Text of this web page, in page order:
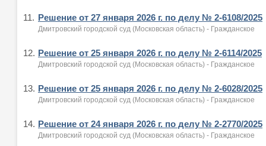
11. Решение от 27 января 2026 г. по делу № 2-6108/2025
Дмитровский городской суд (Московская область) - Гражданское
12. Решение от 25 января 2026 г. по делу № 2-6114/2025
Дмитровский городской суд (Московская область) - Гражданское
13. Решение от 25 января 2026 г. по делу № 2-6028/2025
Дмитровский городской суд (Московская область) - Гражданское
14. Решение от 24 января 2026 г. по делу № 2-2770/2025
Дмитровский городской суд (Московская область) - Гражданское